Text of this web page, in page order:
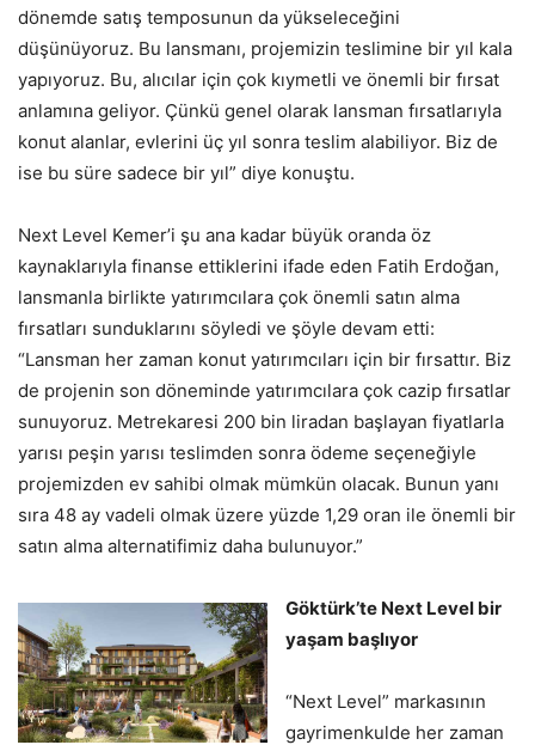
dönemde satış temposunun da yükseleceğini
düşünüyoruz. Bu lansmanı, projemizin teslimine bir yıl kala
yapıyoruz. Bu, alıcılar için çok kıymetli ve önemli bir fırsat
anlamına geliyor. Çünkü genel olarak lansman fırsatlarıyla
konut alanlar, evlerini üç yıl sonra teslim alabiliyor. Biz de
ise bu süre sadece bir yıl” diye konuştu.
Next Level Kemer’i şu ana kadar büyük oranda öz
kaynaklarıyla finanse ettiklerini ifade eden Fatih Erdoğan,
lansmanla birlikte yatırımcılara çok önemli satın alma
fırsatları sunduklarını söyledi ve şöyle devam etti:
“Lansman her zaman konut yatırımcıları için bir fırsattır. Biz
de projenin son döneminde yatırımcılara çok cazip fırsatlar
sunuyoruz. Metrekaresi 200 bin liradan başlayan fiyatlarla
yarısı peşin yarısı teslimden sonra ödeme seçeneğiyle
projemizden ev sahibi olmak mümkün olacak. Bunun yanı
sıra 48 ay vadeli olmak üzere yüzde 1,29 oran ile önemli bir
satın alma alternatifimiz daha bulunuyor.”
Göktürk’te Next Level bir
yaşam başlıyor
“Next Level” markasının
gayrimenkulde her zaman